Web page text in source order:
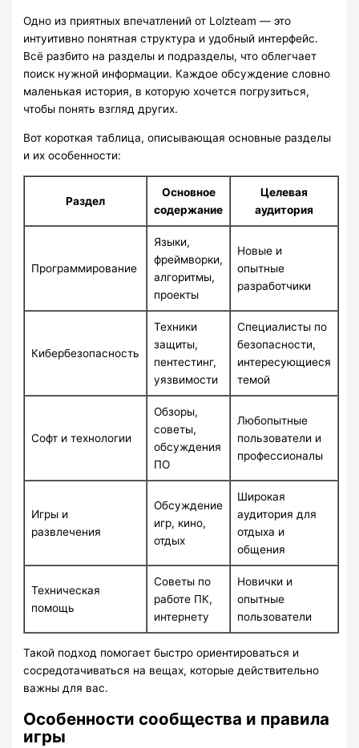
Одно из приятных впечатлений от Lolzteam — это
интуитивно понятная структура и удобный интерфейс.
Всё разбито на разделы и подразделы, что облегчает
поиск нужной информации. Каждое обсуждение словно
маленькая история, в которую хочется погрузиться,
чтобы понять взгляд других.
Вот короткая таблица, описывающая основные разделы
и их особенности:
Раздел
Основное
содержание
Целевая
аудитория
Программирование
Языки,
фреймворки,
алгоритмы,
проекты
Новые и
опытные
разработчики
Кибербезопасность
Техники
защиты,
пентестинг,
уязвимости
Специалисты по
безопасности,
интересующиеся
темой
Софт и технологии
Обзоры,
советы,
обсуждения
ПО
Любопытные
пользователи и
профессионалы
Игры и
развлечения
Обсуждение
игр, кино,
отдых
Широкая
аудитория для
отдыха и
общения
Техническая
помощь
Советы по
работе ПК,
интернету
Новички и
опытные
пользователи
Такой подход помогает быстро ориентироваться и
сосредотачиваться на вещах, которые действительно
важны для вас.
Особенности сообщества и правила
игры